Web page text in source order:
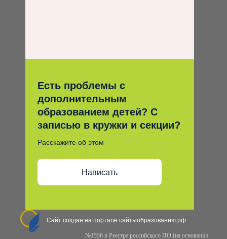
Есть проблемы с
дополнительным
образованием детей? С
записью в кружки и секции?
Расскажите об этом
Написать
Сайт создан на портале сайтыобразованию.рф
№1556 в Реестре российского ПО (на основании